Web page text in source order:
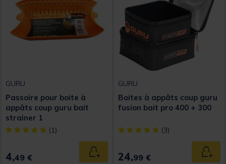
GURU
Passoire pour boite à
appâts coup guru bait
strainer 1
[object Object] out of 5 Customer Rating
(1)
4,49 € Ajouter au panier
GURU
Boites à appâts coup guru
fusion bait pro 400 + 300
[object Object] out of 5
(3)
24,99 €